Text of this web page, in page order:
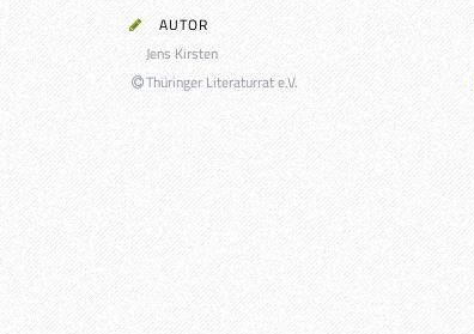
AUTOR
Jens Kirsten
Thüringer Literaturrat e.V.